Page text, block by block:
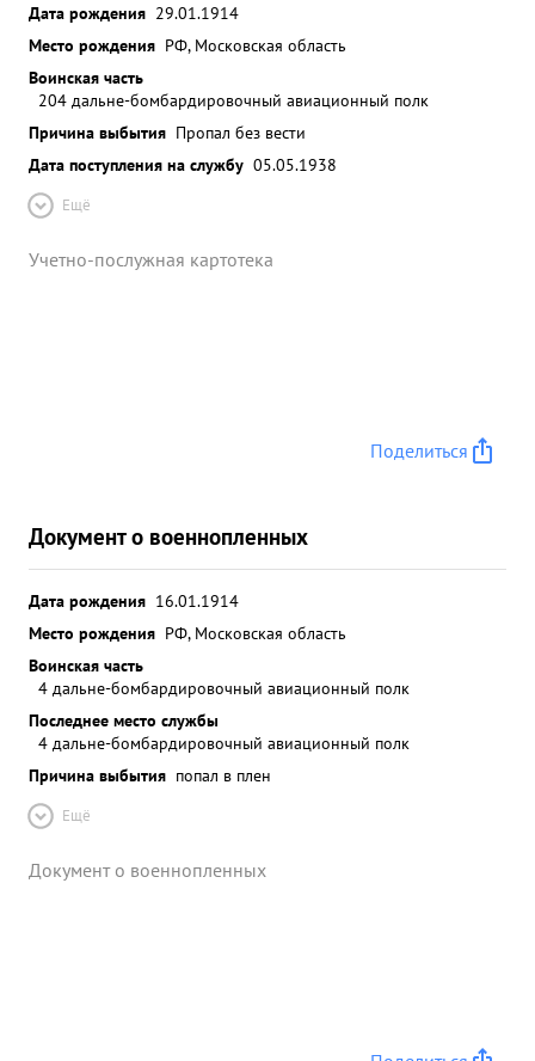
Дата рождения 29.01.1914
Место рождения РФ, Московская область
Воинская часть
204 дальне-бомбардировочный авиационный полк
Причина выбытия Пропал без вести
Дата поступления на службу 05.05.1938
Ещё
Учетно-послужная картотека
Поделиться
Документ о военнопленных
Дата рождения 16.01.1914
Место рождения РФ, Московская область
Воинская часть
4 дальне-бомбардировочный авиационный полк
Последнее место службы
4 дальне-бомбардировочный авиационный полк
Причина выбытия попал в плен
Ещё
Документ о военнопленных